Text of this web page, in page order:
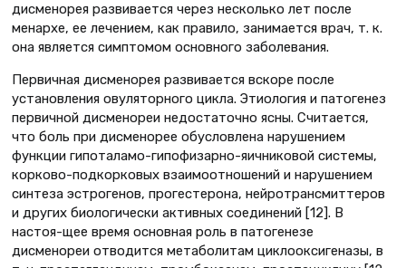
дисменорея развивается через несколько лет после
менархе, ее лечением, как правило, занимается врач, т. к.
она является симптомом основного заболевания.
Первичная дисменорея развивается вскоре после
установления овуляторного цикла. Этиология и патогенез
первичной дисменореи недостаточно ясны. Считается,
что боль при дисменорее обусловлена нарушением
функции гипоталамо-гипофизарно-яичниковой системы,
корково-подкорковых взаимоотношений и нарушением
синтеза эстрогенов, прогестерона, нейротрансмиттеров
и других биологически активных соединений [12]. В
настоя-щее время основная роль в патогенезе
дисменореи отводится метаболитам циклооксигеназы, в